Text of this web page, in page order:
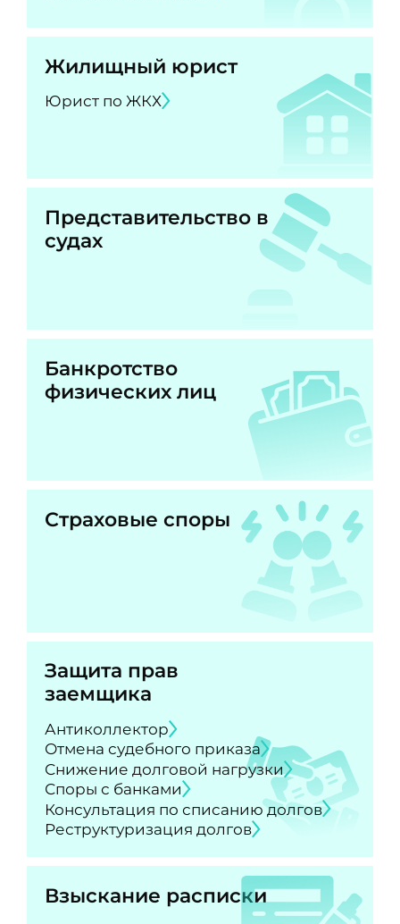
Жилищный юрист
Юрист по ЖКХ
Представительство в
судах
Банкротство
физических лиц
Страховые споры
Защита прав
заемщика
Антиколлектор
Отмена судебного приказа
Снижение долговой нагрузки
Споры с банками
Консультация по списанию долгов
Реструктуризация долгов
Взыскание расписки